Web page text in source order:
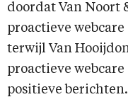
doordat Van Noort
proactieve
terwijl Van
proactieve
positieve